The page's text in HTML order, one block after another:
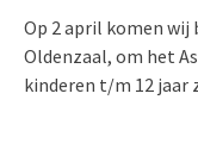
Op 2 april komen wij
Oldenzaal, om het
kinderen t/m 12 jaar